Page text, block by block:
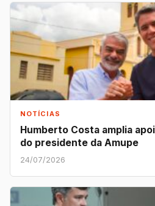
NOTÍCIAS
Humberto Costa amplia
do presidente da Amupe
24/07/2026